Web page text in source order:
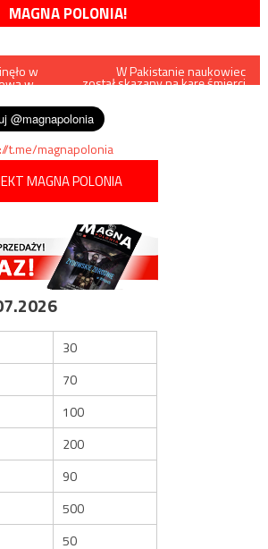
MAGNA POLONIA!
w
w
W Pakistanie naukowiec
został skazany na karę śmierci
t.me/magnapolonia
MAGNA POLONIA
30
70
100
200
90
500
50